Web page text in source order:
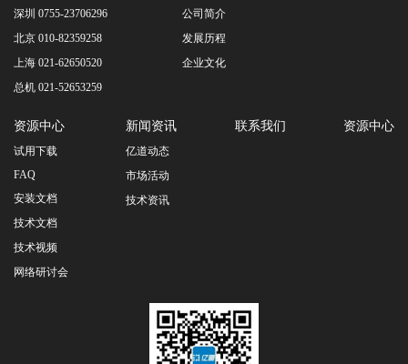
深圳 0755-23706296
北京 010-82359258
上海 021-62650520
总机 021-52653259
公司简介
发展历程
企业文化
资源中心
试用下载
FAQ
安装文档
技术文档
技术视频
网络研讨会
新闻资讯
亿道动态
市场活动
技术资讯
联系我们 资源中心